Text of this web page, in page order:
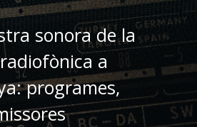
sonora de la
a
programes,